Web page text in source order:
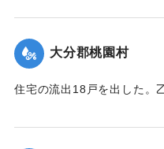
｜固有コード:
大分郡桃園村
住宅の流出18戸を出した。